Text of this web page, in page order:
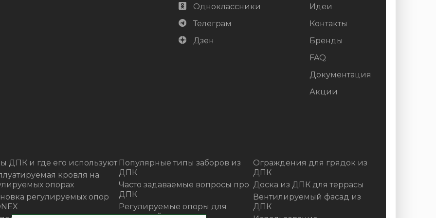
Одноклассники
Телеграм
Дзен
Идеи
Контакты
Бренды
FAQ
Документация
Акции
ДПК и где его используют
кровля на
опорах
регулируемых опор
Популярные типы заборов из
ДПК
Часто задаваемые вопросы про
ДПК
Регулируемые опоры для
террасной доски
Ограждения для грядок из
ДПК
Доска из ДПК для террасы
Вентилируемый фасад из
ДПК